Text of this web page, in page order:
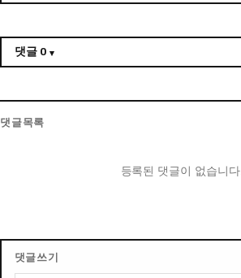
댓글0
댓글목록
등록된 댓글이 없습니다.
댓글쓰기